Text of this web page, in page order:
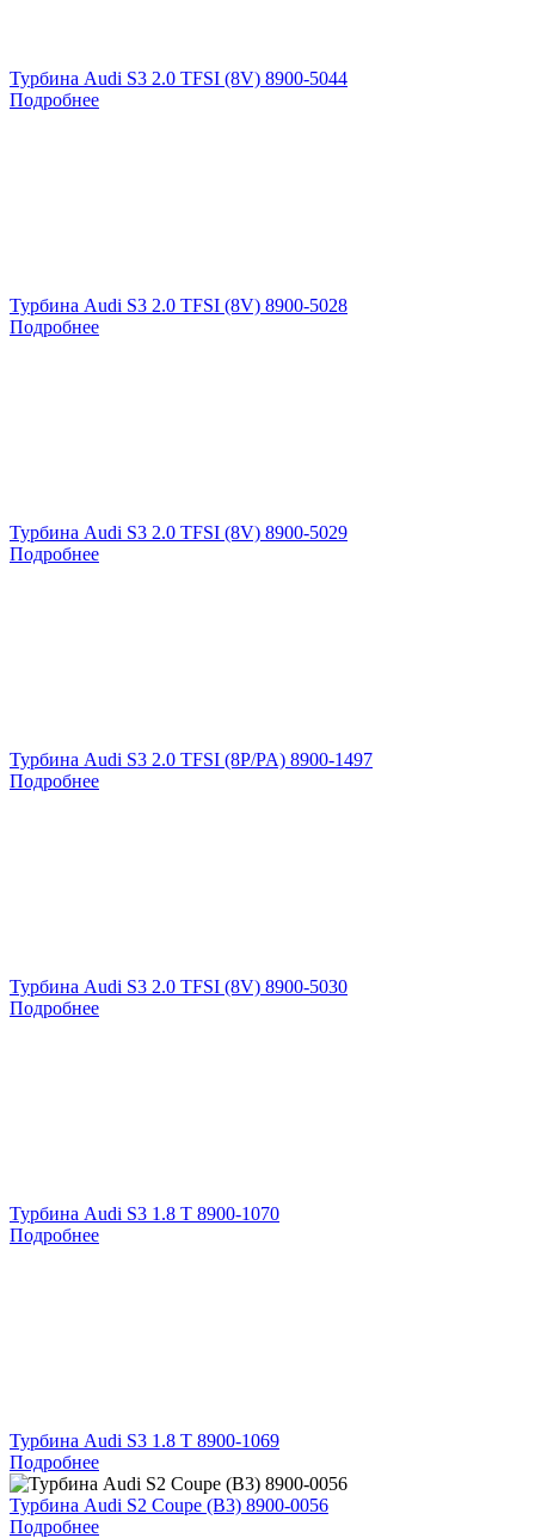
Турбина Audi S3 2.0 TFSI (8V) 8900-5044
Подробнее
Турбина Audi S3 2.0 TFSI (8V) 8900-5028
Подробнее
Турбина Audi S3 2.0 TFSI (8V) 8900-5029
Подробнее
Турбина Audi S3 2.0 TFSI (8P/PA) 8900-1497
Подробнее
Турбина Audi S3 2.0 TFSI (8V) 8900-5030
Подробнее
Турбина Audi S3 1.8 T 8900-1070
Подробнее
Турбина Audi S3 1.8 T 8900-1069
Подробнее
Турбина Audi S2 Coupe (B3) 8900-0056
Подробнее